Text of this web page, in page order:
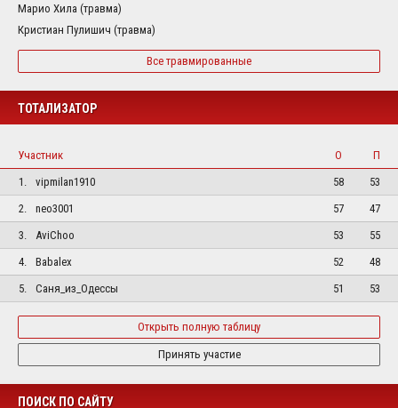
Марио Хила (травма)
Кристиан Пулишич (травма)
Все травмированные
ТОТАЛИЗАТОР
Участник О
П
1.
vipmilan1910 58
53
2.
neo3001 57
47
3.
AviChoo 53
55
4.
Babalex 52
48
5.
Саня_из_Одессы 51 53
Открыть полную таблицу
Принять участие
ПОИСК ПО САЙТУ